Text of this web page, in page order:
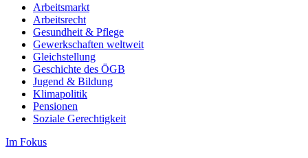
Arbeitsmarkt
Arbeitsrecht
Gesundheit & Pflege
Gewerkschaften weltweit
Gleichstellung
Geschichte des ÖGB
Jugend & Bildung
Klimapolitik
Pensionen
Soziale Gerechtigkeit
Im Fokus